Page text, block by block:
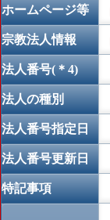
ホームページ等
宗教法人情報
法人番号(＊4)
法人の種別
法人番号指定日
法人番号更新日
特記事項